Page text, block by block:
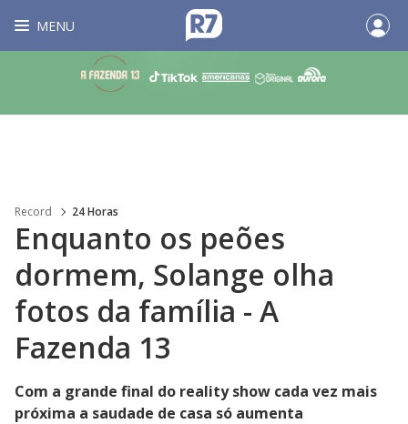
MENU
Record 24 Horas
Enquanto os peões
dormem, Solange olha
fotos da família - A
Fazenda 13
Com a grande final do reality show cada vez mais
próxima a saudade de casa só aumenta